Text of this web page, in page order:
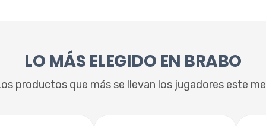
LO MÁS ELEGIDO EN BRABO
productos que más se llevan los jugadores este